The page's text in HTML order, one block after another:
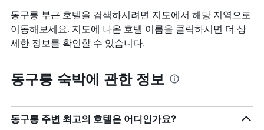
동구릉 부근 호텔을 검색하시려면 지도에서 해당 지역으로
이동해보세요. 지도에 나온 호텔 이름을 클릭하시면 더 상
세한 정보를 확인할 수 있습니다.
동구릉 숙박에 관한 정보
동구릉 주변 최고의 호텔은 어디인가요?